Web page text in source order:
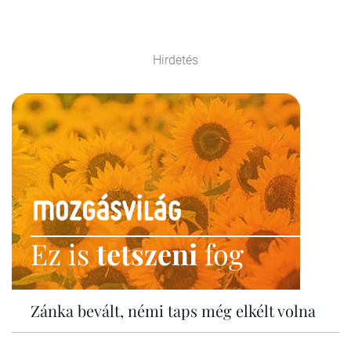
Hirdetés
Ez istetszenifog
Zánka bevált, némi taps még elkélt volna